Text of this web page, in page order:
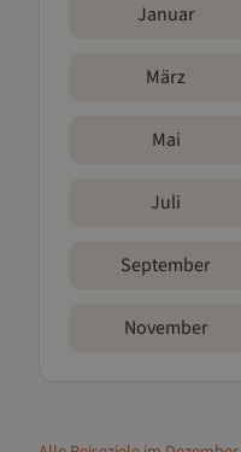
Januar
März
Mai
Juli
September
November